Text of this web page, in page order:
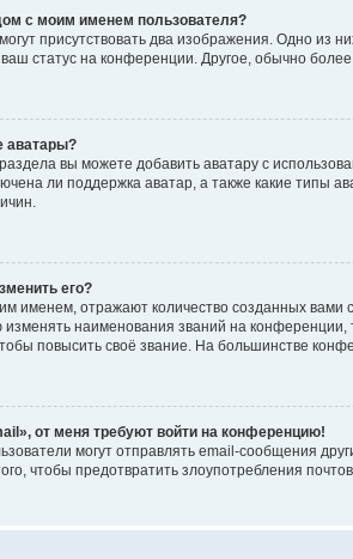
с моим именем пользователя?
присутствовать два изображения. Одно из
статус на конференции. Другое, обычно
аватары?
вы можете добавить аватару с
ли поддержка аватар, а также какие типы
его?
именем, отражают количество созданных
наименования званий на
повысить своё звание. На большинстве
от меня требуют войти на конференцию!
могут отправлять email-сообщения
чтобы предотвратить злоупотребления